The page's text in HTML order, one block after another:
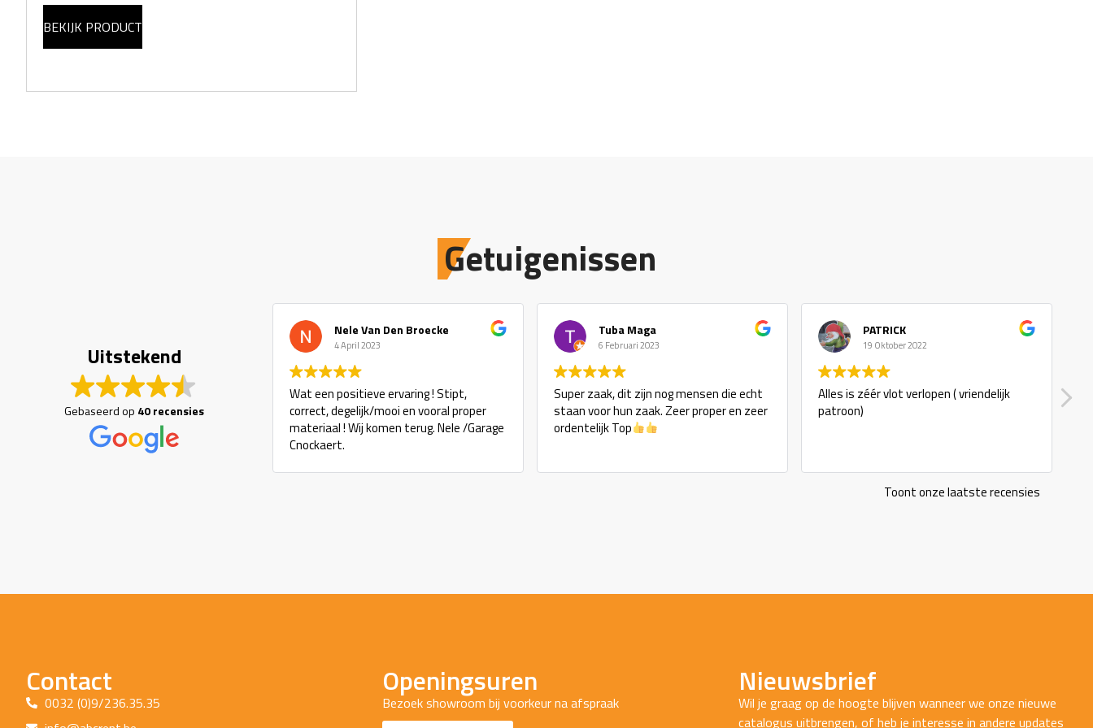
BEKIJK PRODUCT
Getuigenissen
Uitstekend
Gebaseerd op 40 recensies
Nele Van Den Broecke
4 April 2023
Wat een positieve ervaring ! Stipt,
correct, degelijk/mooi en vooral proper
materiaal ! Wij komen terug. Nele /Garage
Cnockaert.
Tuba Maga
6 Februari 2023
Super zaak, dit zijn nog mensen die echt
staan voor hun zaak. Zeer proper en zeer
ordentelijk Top
PATRICK
19 Oktober 2022
Alles is zéér vlot verlopen ( vriendelijk
patroon)
Toont onze laatste recensies
Contact
0032 (0)9/236.35.35
Openingsuren
Bezoek showroom bij voorkeur na afspraak
Nieuwsbrief
Wil je graag op de hoogte blijven wanneer we onze nieuwe
catalogus uitbrengen, of heb je interesse in andere updates